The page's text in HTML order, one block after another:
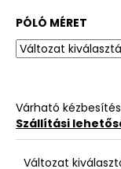
PÓLÓ MÉRET
Várható
Szállítási
Változat
9
490
Ft
Korábbi:
Ft